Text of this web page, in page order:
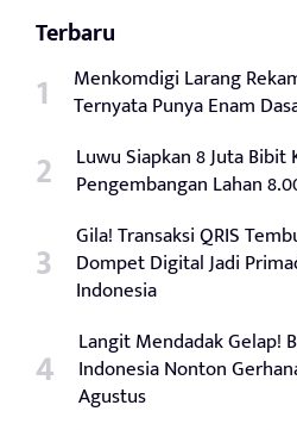
Terbaru
Menkomdigi Larang
Ternyata Punya Enam
Luwu Siapkan 8 Juta Bibit
Pengembangan Lahan
Gila! Transaksi QRIS
Dompet Digital Jadi
Indonesia
Langit Mendadak Gelap!
Indonesia Nonton
Agustus